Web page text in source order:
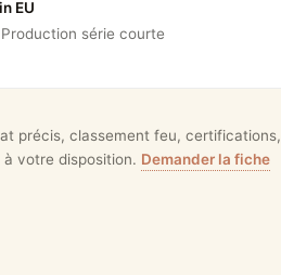
EU
série courte
précis, classement feu, certifications,
votre disposition. Demander la fiche